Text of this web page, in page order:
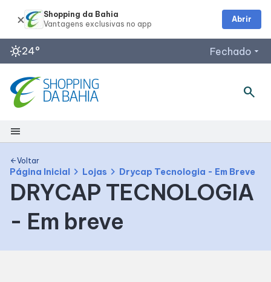
sunny24° Fechado arrow_drop_down
Horários de Funcionamento
Lojas
Outback Steakhouse
Planeta Imaginário
Acessar todos os horários
search
menu
Shopping
Mapa Interno
Como chegar
arrow_backVoltar
Página Inicial chevron_right Lojas chevron_right Drycap Tecnologia - Em Breve
DRYCAP TECNOLOGIA
- Em breve
Shopping da Bahia
Abrir